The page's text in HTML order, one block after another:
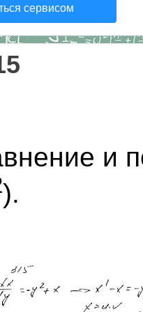
сервисом
и
).